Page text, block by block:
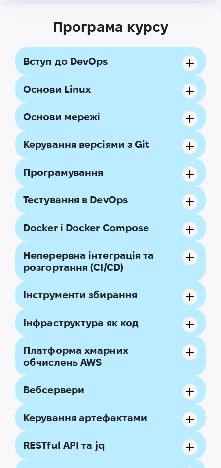
Програма курсу
Вступ до DevOps
Основи Linux
Основи мережі
Керування версіями з Git
Програмування
Тестування в DevOps
Docker і Docker Compose
Неперервна інтеграція та
розгортання (CI/CD)
Інструменти збирання
Інфраструктура як код
Платформа хмарних
обчислень AWS
Вебсервери
Керування артефактами
RESTful API та jq